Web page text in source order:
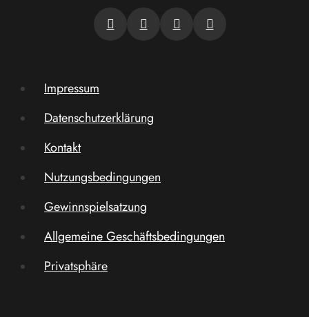
Impressum
Datenschutzerklärung
Kontakt
Nutzungsbedingungen
Gewinnspielsatzung
Allgemeine Geschäftsbedingungen
Privatsphäre